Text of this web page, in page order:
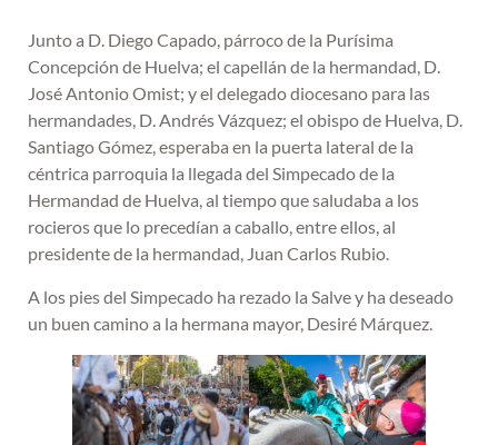
Junto a D. Diego Capado, párroco de la Purísima
Concepción de Huelva; el capellán de la hermandad, D.
José Antonio Omist; y el delegado diocesano para las
hermandades, D. Andrés Vázquez; el obispo de Huelva, D.
Santiago Gómez, esperaba en la puerta lateral de la
céntrica parroquia la llegada del Simpecado de la
Hermandad de Huelva, al tiempo que saludaba a los
rocieros que lo precedían a caballo, entre ellos, al
presidente de la hermandad, Juan Carlos Rubio.
A los pies del Simpecado ha rezado la Salve y ha deseado
un buen camino a la hermana mayor, Desiré Márquez.